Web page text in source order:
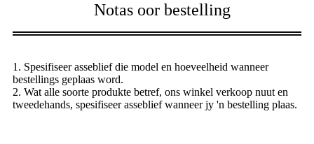
Notas oor bestelling
1. Spesifiseer asseblief die model en hoeveelheid wanneer
bestellings geplaas word.
2. Wat alle soorte produkte betref, ons winkel verkoop nuut en
tweedehands, spesifiseer asseblief wanneer jy 'n bestelling plaas.